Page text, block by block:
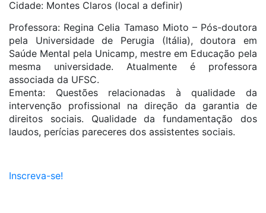
Cidade: Montes Claros (local a definir)
Professora: Regina Celia Tamaso Mioto – Pós-doutora
pela Universidade de Perugia (Itália), doutora em
Saúde Mental pela Unicamp, mestre em Educação pela
mesma universidade. Atualmente é professora
associada da UFSC.
Ementa: Questões relacionadas à qualidade da
intervenção profissional na direção da garantia de
direitos sociais. Qualidade da fundamentação dos
laudos, perícias pareceres dos assistentes sociais.
Inscreva-se!